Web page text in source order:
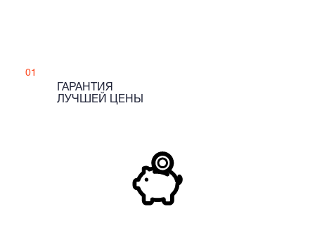
01
ГАРАНТИЯ
ЛУЧШЕЙ ЦЕНЫ